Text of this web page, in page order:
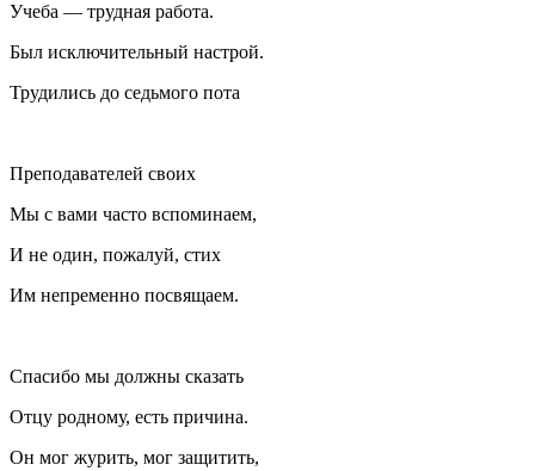
Учеба — трудная работа.
Был исключительный настрой.
Трудились до седьмого пота
Преподавателей своих
Мы с вами часто вспоминаем,
И не один, пожалуй, стих
Им непременно посвящаем.
Спасибо мы должны сказать
Отцу родному, есть причина.
Он мог журить, мог защитить,